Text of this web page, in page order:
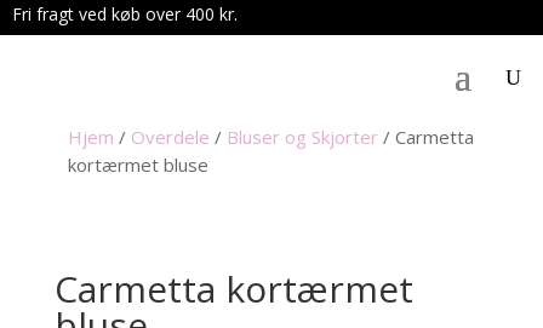
Fri fragt ved køb over 400 kr.
Hjem / Overdele / Bluser og Skjorter / Carmetta
kortærmet bluse
Carmetta kortærmet